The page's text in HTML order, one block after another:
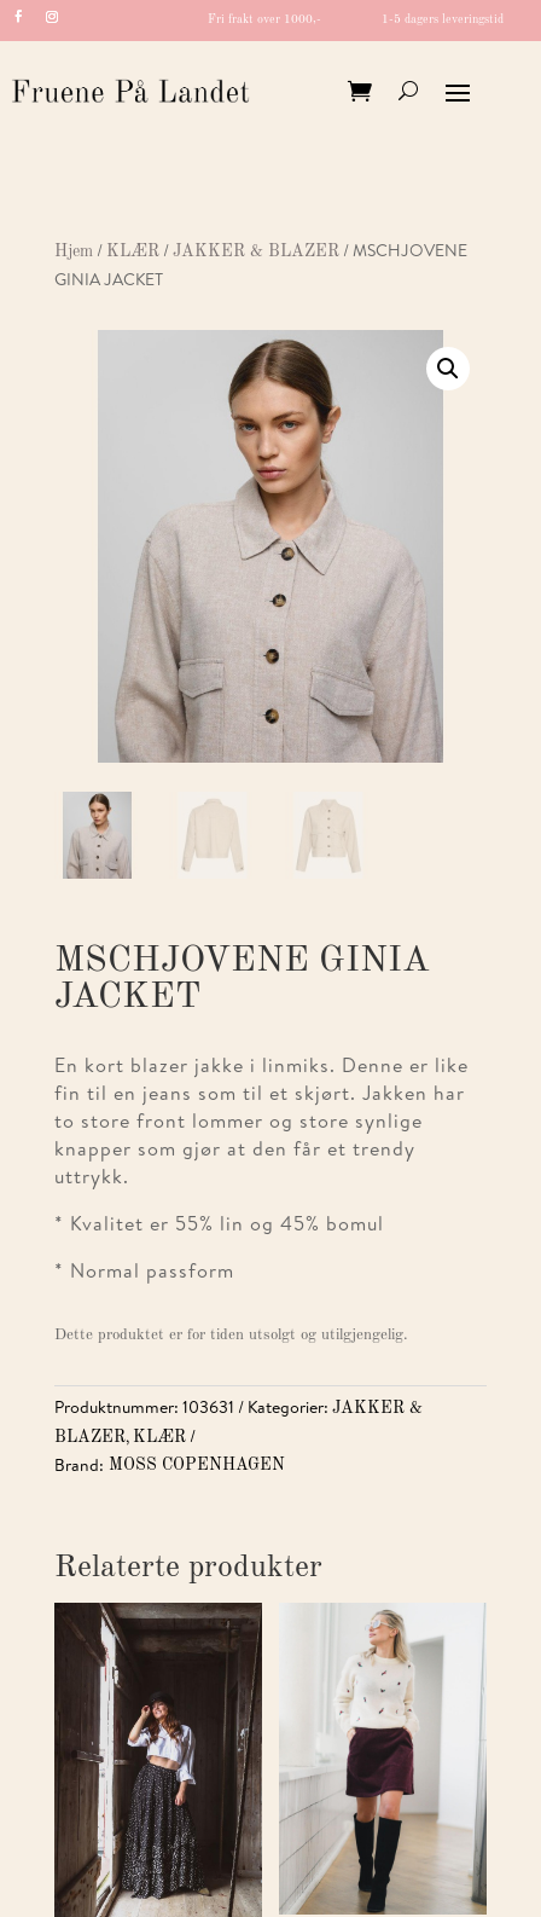
Fri frakt over 1000,- 1-5 dagers leveringstid
Hjem/ KLÆR/ JAKKER & BLAZER/ MSCHJOVENE
GINIA JACKET
MSCHJOVENE GINIA
JACKET
En kort blazer jakke i linmiks. Denne er like
fin til en jeans som til et skjørt. Jakken har
to store front lommer og store synlige
knapper som gjør at den får et trendy
uttrykk.
* Kvalitet er 55% lin og 45% bomul
* Normal passform
Dette produktet er for tiden utsolgt og utilgjengelig.
Produktnummer: 103631 Kategorier: JAKKER &
BLAZER, KLÆR
Brand: MOSS COPENHAGEN
Relaterte produkter